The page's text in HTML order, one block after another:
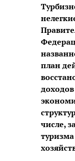
план
числе,